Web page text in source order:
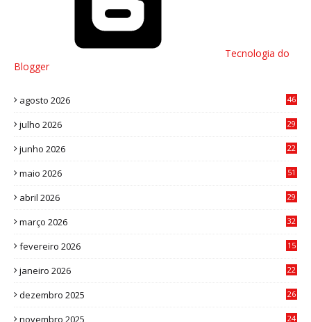
Tecnologia do
Blogger
agosto 2026 46
julho 2026
29
junho 2026
22
maio 2026
51
abril 2026
29
março 2026
32
fevereiro 2026
15
janeiro 2026
22
dezembro 2025
26
novembro 2025
24